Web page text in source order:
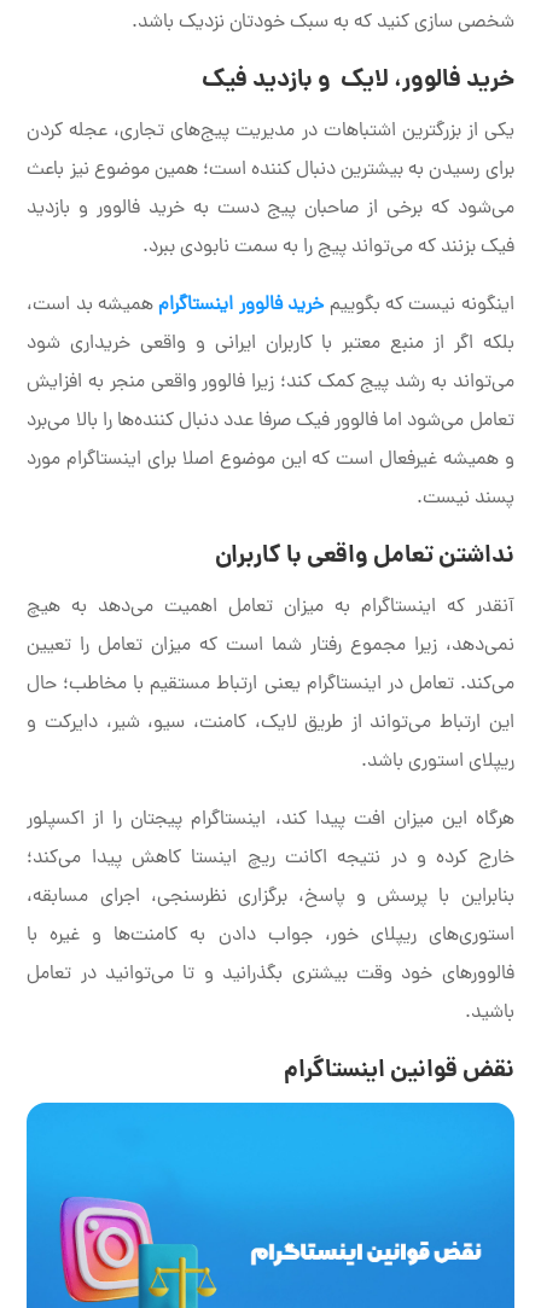
شخصی سازی کنید که به سبک خودتان نزدیک باشد.
خرید فالوور، لایک و بازدید فیک
یکی از بزرگترین اشتباهات در مدیریت پیج‌های تجاری، عجله کردن
برای رسیدن به بیشترین دنبال کننده است؛ همین موضوع نیز باعث
می‌شود که برخی از صاحبان پیج دست به خرید فالوور و بازدید
فیک بزنند که می‌تواند پیج را به سمت نابودی ببرد.
اینگونه نیست که بگوییمخرید فالوور اینستاگرامهمیشه بد است،
بلکه اگر از منبع معتبر با کاربران ایرانی و واقعی خریداری شود
می‌تواند به رشد پیج کمک کند؛ زیرا فالوور واقعی منجر به افزایش
تعامل می‌شود اما فالوور فیک صرفا عدد دنبال کننده‌ها را بالا می‌برد
و همیشه غیرفعال است که این موضوع اصلا برای اینستاگرام مورد
پسند نیست.
نداشتن تعامل واقعی با کاربران
آنقدر که اینستاگرام به میزان تعامل اهمیت می‌دهد به هیچ
نمی‌دهد، زیرا مجموع رفتار شما است که میزان تعامل را تعیین
می‌کند. تعامل در اینستاگرام یعنی ارتباط مستقیم با مخاطب؛ حال
این ارتباط می‌تواند از طریق لایک، کامنت، سیو، شیر، دایرکت و
ریپلای استوری باشد.
هرگاه این میزان افت پیدا کند، اینستاگرام پیجتان را از اکسپلور
خارج کرده و در نتیجه اکانت ریچ اینستا کاهش پیدا می‌کند؛
بنابراین با پرسش و پاسخ، برگزاری نظرسنجی، اجرای مسابقه،
استوری‌های ریپلای خور، جواب دادن به کامنت‌ها و غیره با
فالوورهای خود وقت بیشتری بگذرانید و تا می‌‎توانید در تعامل
باشید.
نقض قوانین اینستاگرام